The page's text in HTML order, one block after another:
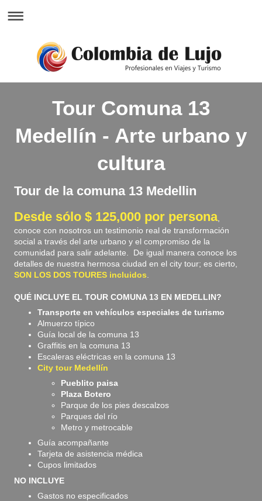
Tour Comuna 13
Medellín - Arte urbano y
cultura
Tour de la comuna 13 Medellin
Desde sólo $ 125,000 por persona,
conoce con nosotros un testimonio real de transformación
social a través del arte urbano y el compromiso de la
comunidad para salir adelante. De igual manera conoce los
detalles de nuestra hermosa ciudad en el city tour; es cierto,
SON LOS DOS TOURES incluidos
QUÉ INCLUYE EL TOUR COMUNA 13 EN MEDELLIN?
Transporte en vehículos especiales de turismo
Almuerzo típico
Guía local de la comuna 13
Graffitis en la comuna 13
Escaleras eléctricas en la comuna 13
City tour Medellín
Pueblito paisa
Plaza Botero
Parque de los pies descalzos
Parques del río
Metro y metrocable
Guía acompañante
Tarjeta de asistencia médica
Cupos limitados
NO INCLUYE
Gastos no especificados